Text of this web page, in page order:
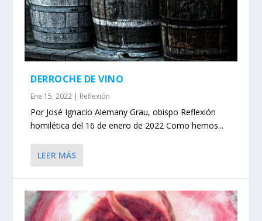
DERROCHE DE VINO
Ene 15, 2022 | Reflexión
Por José Ignacio Alemany Grau, obispo Reflexión
homilética del 16 de enero de 2022 Como hemos...
LEER MÁS